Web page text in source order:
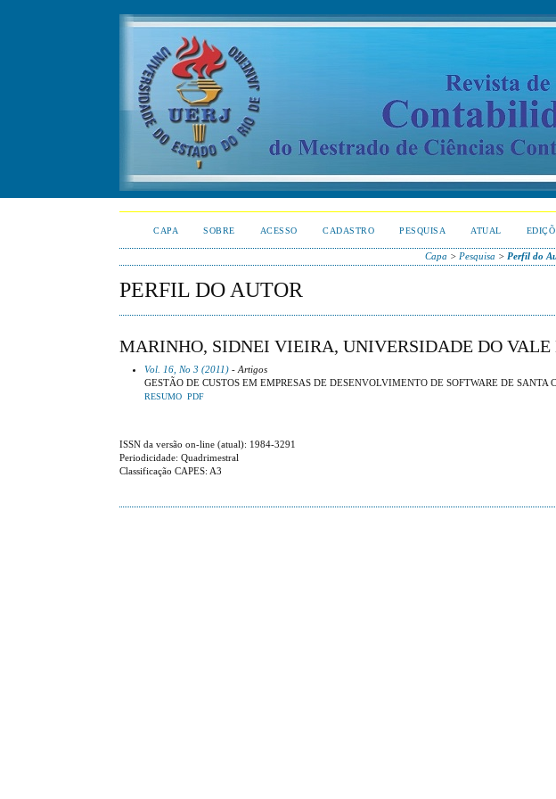
CAPA SOBRE ACESSO CADASTRO PESQUISA ATUAL
Capa > Pesquisa > Perfil do
PERFIL DO AUTOR
MARINHO, SIDNEI VIEIRA, UNIVERSIDADE DO VALE
Vol. 16, No 3 (2011) - Artigos
GESTÃO DE CUSTOS EM EMPRESAS DE DESENVOLVIMENTO DE SOFTWARE DE SANTA
RESUMO PDF
ISSN da versão on-line (atual): 1984-3291
Periodicidade: Quadrimestral
Classificação CAPES: A3